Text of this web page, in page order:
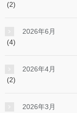
(2)
2026年6月
(4)
2026年4月
(2)
2026年3月